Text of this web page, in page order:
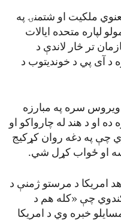
ملکیت او شتمنۍ په
لپاره متحده ایالات
تر څار لاندې د
د آی پي د خوندیتوب د
سره په مبارزه
او د هند له چارواکو او
چې په دغه روان کړکیج
او ځواب کړل شي.
امریکا د مرستو ژمنې د
چې «کله هم د
خبره وي د امریکا